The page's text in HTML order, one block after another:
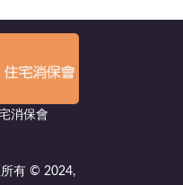
消保會
有 © 2024,